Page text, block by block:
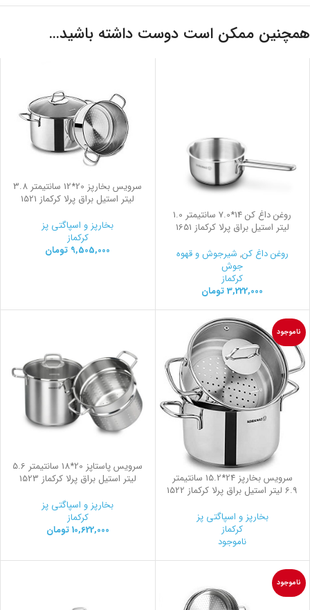
همچنین ممکن است دوست داشته باشید…
روغن داغ کن 14*7.0 سانتیمتر 1.0
لیتر استیل براق پرلا کرکماز 1651
روغن داغ کن, شیرجوش و قهوه
جوش
کرکماز
3,222,000 تومان
سرویس بخارپز 20*12 سانتیمتر 3.8
لیتر استیل براق پرلا کرکماز 1521
بخارپز و اسپاگتی پز
کرکماز
9,505,000 تومان
ناموجود
سرویس بخارپز 24*15.2 سانتیمتر
6.9 لیتر استیل براق پرلا کرکماز 1522
بخارپز و اسپاگتی پز
کرکماز
ناموجود
سرویس پاستاپز 20*18 سانتیمتر 5.6
لیتر استیل براق پرلا کرکماز 1523
بخارپز و اسپاگتی پز
کرکماز
10,622,000 تومان
ناموجود